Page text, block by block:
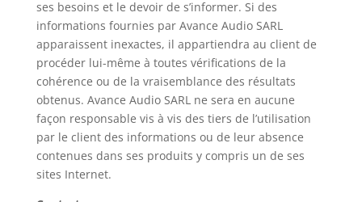
ses besoins et le devoir de s’informer. Si des
informations fournies par Avance Audio SARL
apparaissent inexactes, il appartiendra au client de
procéder lui-même à toutes vérifications de la
cohérence ou de la vraisemblance des résultats
obtenus. Avance Audio SARL ne sera en aucune
façon responsable vis à vis des tiers de l’utilisation
par le client des informations ou de leur absence
contenues dans ses produits y compris un de ses
sites Internet.